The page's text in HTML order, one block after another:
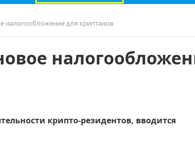
налогообложение для криптанов
крипто-резидентов, вводится